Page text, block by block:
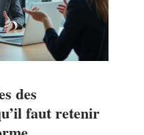
des
faut retenir